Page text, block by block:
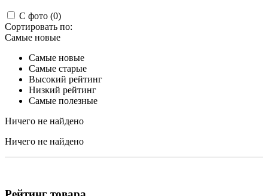
С фото (0)
Сортировать по:
Самые новые
Самые новые
Самые старые
Высокий рейтинг
Низкий рейтинг
Самые полезные
Ничего не найдено
Ничего не найдено